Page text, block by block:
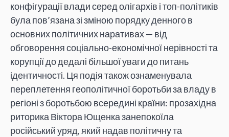
конфігурації влади серед олігархів і топ-політиків
була пов’язана зі зміною порядку денного в
основних політичних наративах — від
обговорення соціально-економічної нерівності та
корупції до дедалі більшої уваги до питань
ідентичності. Ця подія також ознаменувала
переплетення геополітичної боротьби за владу в
регіоні з боротьбою всередині країни: прозахідна
риторика Віктора Ющенка занепокоїла
російський уряд, який надав політичну та